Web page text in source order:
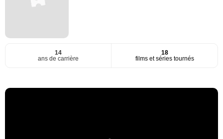
14
ans de carrière
18
films et séries tournés